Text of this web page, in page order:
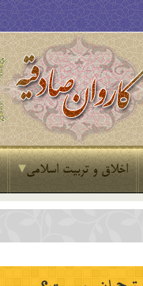
اخلاق و تربیت اسلامی